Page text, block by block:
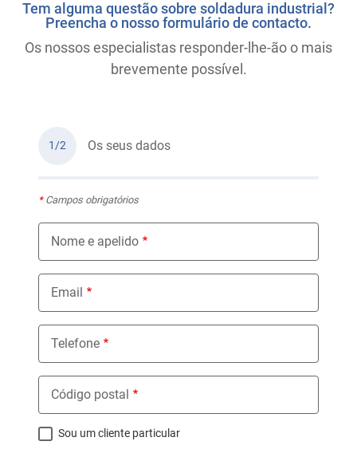
Tem alguma questão sobre soldadura industrial?
Preencha o nosso formulário de contacto.
Os nossos especialistas responder-lhe-ão o mais
brevemente possível.
1/2 Os seus dados
*Campos obrigatórios
Nome e apelido
Email
Telefone
Código postal
Sou um cliente particular